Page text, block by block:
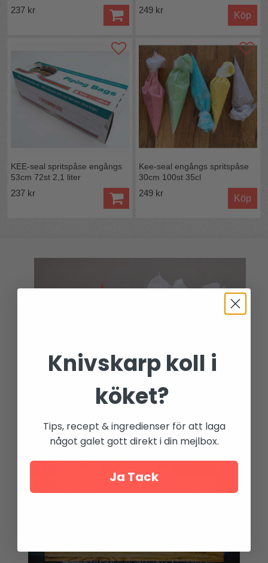
237 kr 249 kr
Köp
KEE-seal spritspåse engångs
53cm 72st 2,1 liter
237 kr
Kee-seal engångs spritspåse
30cm 100st 35cl
249 kr
Köp
Knivskarp koll i
köket?
Tips, recept & ingredienser för att laga
något galet gott direkt i din mejlbox.
Ja Tack